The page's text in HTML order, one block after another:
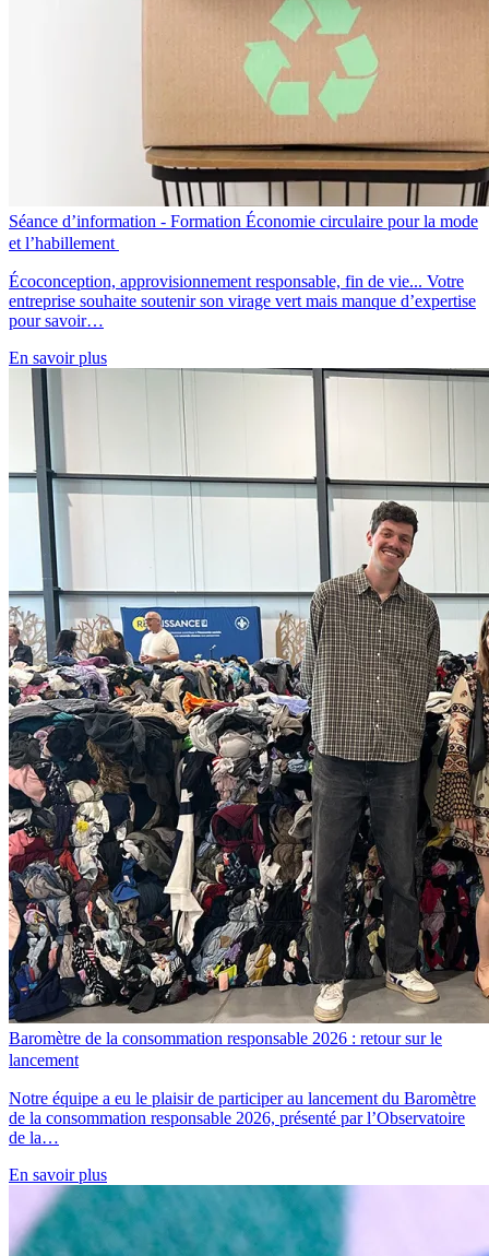
Séance d’information - Formation Économie circulaire pour la mode
et l’habillement
Écoconception, approvisionnement responsable, fin de vie... Votre
entreprise souhaite soutenir son virage vert mais manque d’expertise
pour savoir…
En savoir plus
Baromètre de la consommation responsable 2026 : retour sur le
lancement
Notre équipe a eu le plaisir de participer au lancement du Baromètre
de la consommation responsable 2026, présenté par l’Observatoire
de la…
En savoir plus